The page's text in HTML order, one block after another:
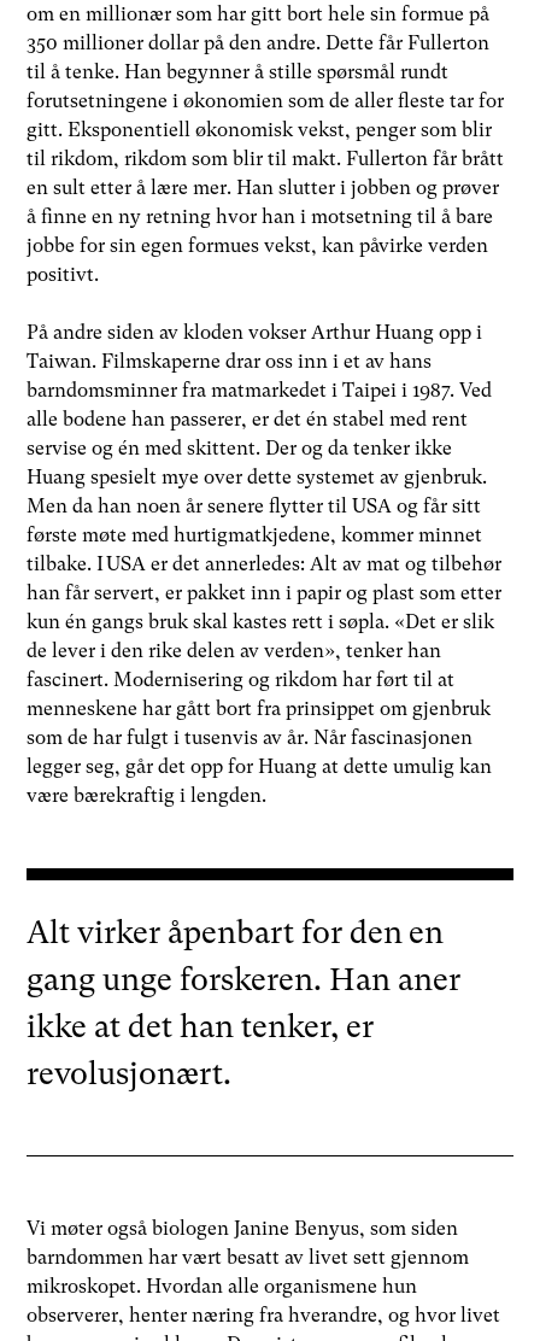
om en millionær som har gitt bort hele sin formue på
350 millioner dollar på den andre. Dette får Fullerton
til å tenke. Han begynner å stille spørsmål rundt
forutsetningene i økonomien som de aller fleste tar for
gitt. Eksponentiell økonomisk vekst, penger som blir
til rikdom, rikdom som blir til makt. Fullerton får brått
en sult etter å lære mer. Han slutter i jobben og prøver
å finne en ny retning hvor han i motsetning til å bare
jobbe for sin egen formues vekst, kan påvirke verden
positivt.
På andre siden av kloden vokser Arthur Huang opp i
Taiwan. Filmskaperne drar oss inn i et av hans
barndomsminner fra matmarkedet i Taipei i 1987. Ved
alle bodene han passerer, er det én stabel med rent
servise og én med skittent. Der og da tenker ikke
Huang spesielt mye over dette systemet av gjenbruk.
Men da han noen år senere flytter til USA og får sitt
første møte med hurtigmatkjedene, kommer minnet
tilbake. I USA er det annerledes: Alt av mat og tilbehør
han får servert, er pakket inn i papir og plast som etter
kun én gangs bruk skal kastes rett i søpla. «Det er slik
de lever i den rike delen av verden», tenker han
fascinert. Modernisering og rikdom har ført til at
menneskene har gått bort fra prinsippet om gjenbruk
som de har fulgt i tusenvis av år. Når fascinasjonen
legger seg, går det opp for Huang at dette umulig kan
være bærekraftig i lengden.
Alt virker åpenbart for den en
gang unge forskeren. Han aner
ikke at det han tenker, er
revolusjonært.
Vi møter også biologen Janine Benyus, som siden
barndommen har vært besatt av livet sett gjennom
mikroskopet. Hvordan alle organismene hun
observerer, henter næring fra hverandre, og hvor livet